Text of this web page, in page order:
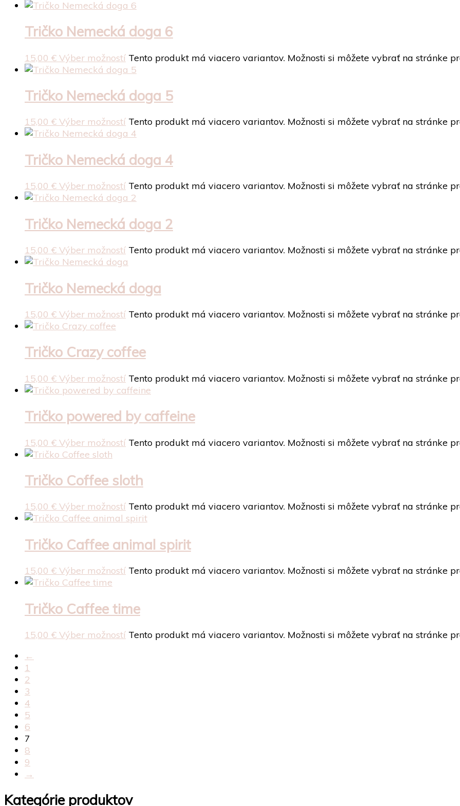
Tričko Nemecká doga 6
15,00 € Výber možností Tento produkt má viacero variantov. Možnosti si môžete vybrať na stránke
Tričko Nemecká doga 5
15,00 € Výber možností Tento produkt má viacero variantov. Možnosti si môžete vybrať na stránke
Tričko Nemecká doga 4
15,00 € Výber možností Tento produkt má viacero variantov. Možnosti si môžete vybrať na stránke
Tričko Nemecká doga 2
15,00 € Výber možností Tento produkt má viacero variantov. Možnosti si môžete vybrať na stránke
Tričko Nemecká doga
15,00 € Výber možností Tento produkt má viacero variantov. Možnosti si môžete vybrať na stránke
Tričko Crazy coffee
15,00 € Výber možností Tento produkt má viacero variantov. Možnosti si môžete vybrať na stránke
Tričko powered by caffeine
15,00 € Výber možností Tento produkt má viacero variantov. Možnosti si môžete vybrať na stránke
Tričko Coffee sloth
15,00 € Výber možností Tento produkt má viacero variantov. Možnosti si môžete vybrať na stránke
Tričko Caffee animal spirit
15,00 € Výber možností Tento produkt má viacero variantov. Možnosti si môžete vybrať na stránke
Tričko Caffee time
15,00 € Výber možností Tento produkt má viacero variantov. Možnosti si môžete vybrať na stránke
←
1
2
3
4
5
6
7
8
9
→
Kategórie produktov